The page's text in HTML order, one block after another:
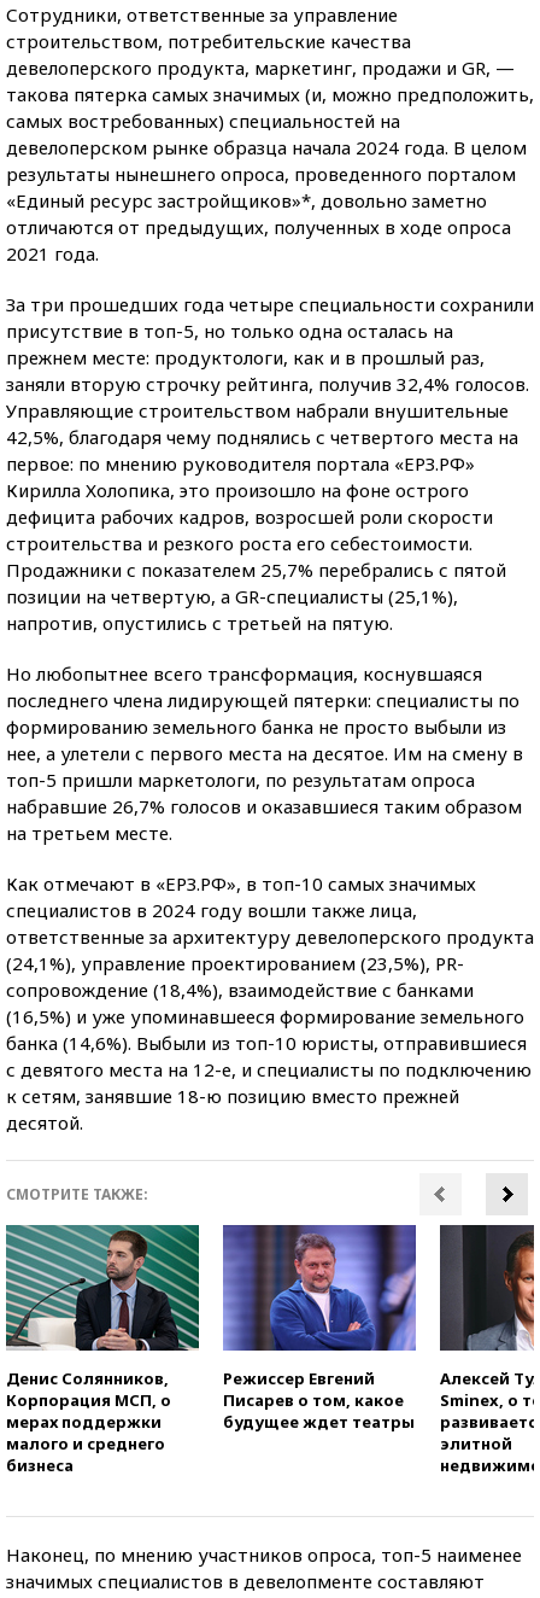
Сотрудники, ответственные за управление
строительством, потребительские качества
девелоперского продукта, маркетинг, продажи и GR, —
такова пятерка самых значимых (и, можно предположить,
самых востребованных) специальностей на
девелоперском рынке образца начала 2024 года. В целом
результаты нынешнего опроса, проведенного порталом
«Единый ресурс застройщиков»*, довольно заметно
отличаются от предыдущих, полученных в ходе опроса
2021 года.
За три прошедших года четыре специальности сохранили
присутствие в топ-5, но только одна осталась на
прежнем месте: продуктологи, как и в прошлый раз,
заняли вторую строчку рейтинга, получив 32,4% голосов.
Управляющие строительством набрали внушительные
42,5%, благодаря чему поднялись с четвертого места на
первое: по мнению руководителя портала «ЕРЗ.РФ»
Кирилла Холопика, это произошло на фоне острого
дефицита рабочих кадров, возросшей роли скорости
строительства и резкого роста его себестоимости.
Продажники с показателем 25,7% перебрались с пятой
позиции на четвертую, а GR-специалисты (25,1%),
напротив, опустились с третьей на пятую.
Но любопытнее всего трансформация, коснувшаяся
последнего члена лидирующей пятерки: специалисты по
формированию земельного банка не просто выбыли из
нее, а улетели с первого места на десятое. Им на смену в
топ-5 пришли маркетологи, по результатам опроса
набравшие 26,7% голосов и оказавшиеся таким образом
на третьем месте.
Как отмечают в «ЕРЗ.РФ», в топ-10 самых значимых
специалистов в 2024 году вошли также лица,
ответственные за архитектуру девелоперского продукта
(24,1%), управление проектированием (23,5%), PR-
сопровождение (18,4%), взаимодействие с банками
(16,5%) и уже упоминавшееся формирование земельного
банка (14,6%). Выбыли из топ-10 юристы, отправившиеся
с девятого места на 12-е, и специалисты по подключению
к сетям, занявшие 18-ю позицию вместо прежней
десятой.
СМОТРИТЕ ТАКЖЕ:
Денис Солянников,
Корпорация МСП, о
мерах поддержки
малого и среднего
бизнеса
Режиссер Евгений
Писарев о том, какое
будущее ждет театры
Алексей
Sminex, о
элитной
Наконец, по мнению участников опроса, топ-5 наименее
значимых специалистов в девелопменте составляют